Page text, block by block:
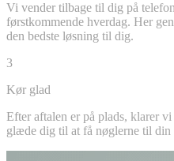
Vi vender tilbage til dig på
førstkommende hverdag. Her
den bedste løsning til dig.
3
Kør glad
Efter aftalen er på plads, klarer
glæde dig til at få nøglerne til